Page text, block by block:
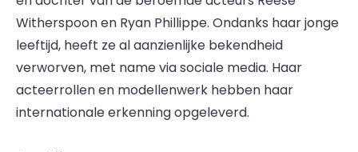
Witherspoon en Ryan Phillippe. Ondanks haar jonge
leeftijd, heeft ze al aanzienlijke bekendheid
verworven, met name via sociale media. Haar
acteerrollen en modellenwerk hebben haar
internationale erkenning opgeleverd.